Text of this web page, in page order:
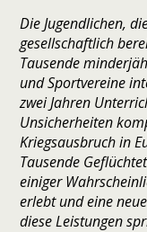
Die Jugendlichen,
gesellschaftlich
Tausende
und Sportvereine
zwei Jahren
Unsicherheiten
Kriegsausbruch in
Tausende
einiger
erlebt und eine
diese Leistungen